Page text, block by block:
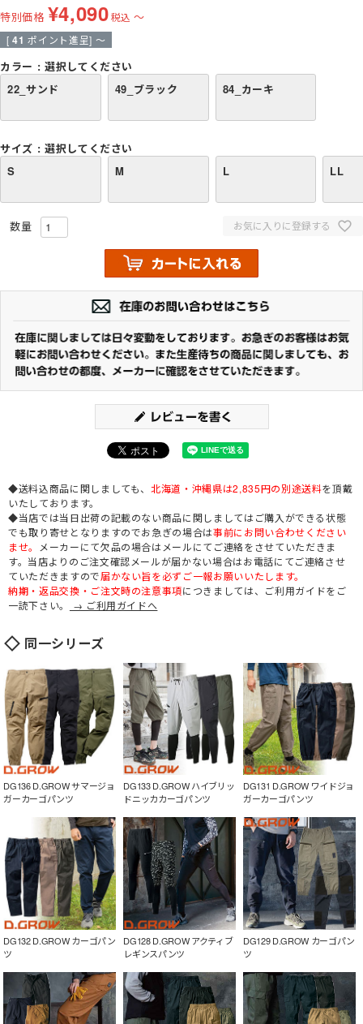
特別価格 ¥4,090税込 〜
[ 41 ポイント進呈] 〜
カラー
選択してください
22_サンド
49_ブラック 84_カーキ
サイズ
選択してください
S
M L LL
お気に入りに登録する
◆送料込商品に関しましても、北海道・沖縄県は2,835円の別途送料を頂戴
いたしております。
◆当店では当日出荷の記載のない商品に関しましてはご購入ができる状態
でも取り寄せとなりますのでお急ぎの場合は事前にお問い合わせください
ませ。
メーカーにて欠品の場合はメールにてご連絡をさせていただきま
す。当店よりのご注文確認メールが届かない場合はお電話にてご連絡させ
ていただきますので届かない旨を必ずご一報お願いいたします。
納期・返品交換・ご注文時の注意事項につきましては、ご利用ガイドをご
一読下さい。
→ ご利用ガイドへ
同一シリーズ
DG136 D.GROW サマージョ
ガーカーゴパンツ
DG133 D.GROW ハイブリッ
ドニッカカーゴパンツ
DG131 D.GROW ワイドジョ
ガーカーゴパンツ
DG132 D.GROW カーゴパン
ツ
DG128 D.GROW アクティブ
レギンスパンツ
DG129 D.GROW カーゴパン
ツ